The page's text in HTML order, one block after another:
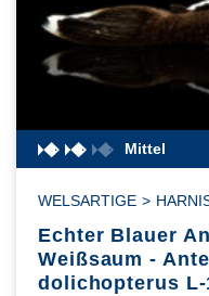
Mittel
WELSARTIGE >
Echter Blauer
Weißsaum -
dolichopterus L-